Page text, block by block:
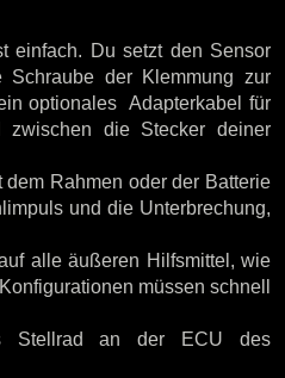
einfach. Du setzt den Sensor
Schraube der Klemmung zur
optionales Adapterkabel für
die Stecker deiner
Rahmen oder der Batterie
und die Unterbrechung,
alle äußeren Hilfsmittel, wie
müssen schnell
Stellrad an der ECU des